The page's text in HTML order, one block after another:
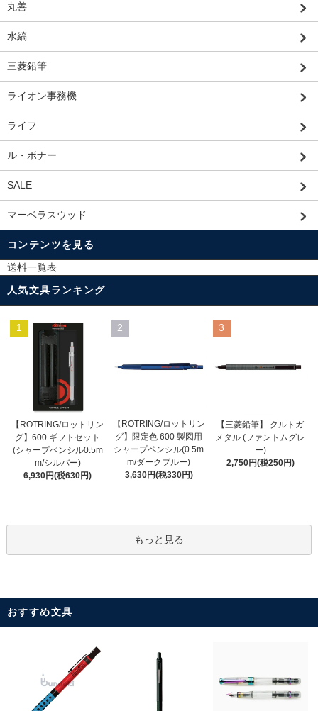
丸善
水縞
三菱鉛筆
ライオン事務機
ライフ
ル・ボナー
SALE
マーベラスウッド
コンテンツを見る
送料一覧表
人気文具ランキング
1
【ROTRING/ロットリン
グ】600 ギフトセット
(シャープペンシル0.5m
m/シルバー)
6,930円(税630円)
2
【ROTRING/ロットリン
グ】限定色 600 製図用
シャープペンシル(0.5m
m/ダークブルー)
3,630円(税330円)
3
【三菱鉛筆】 クルトガ
メタル (ファントムグレ
ー)
2,750円(税250円)
もっと見る
おすすめ文具